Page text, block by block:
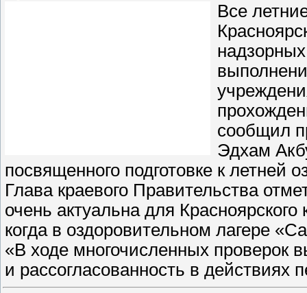
Все
сообщил
Эдхам
посвященного подготовке к летней
Глава краевого Правительства
очень актуальна для
когда в оздоровительном лагере
«В ходе многочисленных проверок
и рассогласованность в действиях